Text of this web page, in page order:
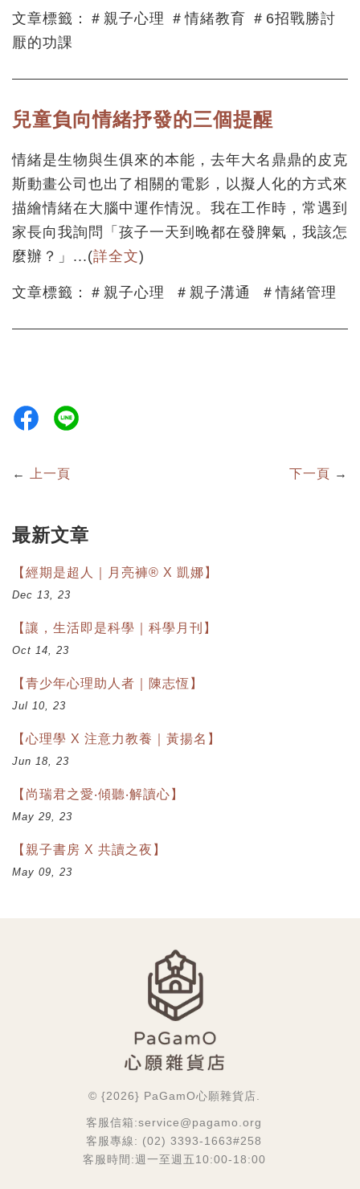
文章標籤：＃親子心理 ＃情緒教育 ＃6招戰勝討
厭的功課
兒童負向情緒抒發的三個提醒
情緒是生物與生俱來的本能，去年大名鼎鼎的皮克
斯動畫公司也出了相關的電影，以擬人化的方式來
描繪情緒在大腦中運作情況。我在工作時，常遇到
家長向我詢問「孩子一天到晚都在發脾氣，我該怎
麼辦？」...(詳全文)
文章標籤：＃親子心理 ＃親子溝通 ＃情緒管理
← 上一頁 下一頁 →
最新文章
【經期是超人｜月亮褲® X 凱娜】
Dec 13, 23
【讓，生活即是科學｜科學月刊】
Oct 14, 23
【青少年心理助人者｜陳志恆】
Jul 10, 23
【心理學 X 注意力教養｜黃揚名】
Jun 18, 23
【尚瑞君之愛‧傾聽‧解讀心】
May 29, 23
【親子書房 X 共讀之夜】
May 09, 23
© {2026} PaGamO心願雜貨店.
客服信箱:service@pagamo.org
客服專線: (02) 3393-1663#258
客服時間:週一至週五10:00-18:00